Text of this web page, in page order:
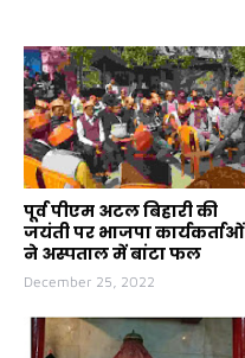
पूर्व पीएम अटल बिहारी की
जयंती पर भाजपा कार्यकर्ताओं
ने अस्पताल में बांटा फल
December 25, 2022